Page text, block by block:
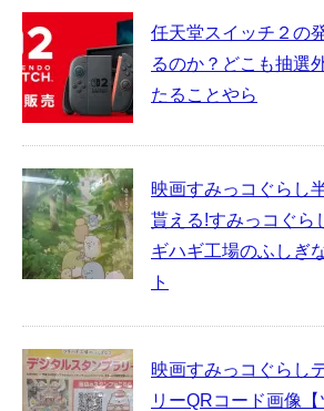
任天堂スイッチ２の
るのか？どこも抽選
たることやら
映画すみっコぐらし
貰える!すみっコぐら
ギハギ工場のふしぎ
ト
映画すみっコぐらし
リーQRコード画像